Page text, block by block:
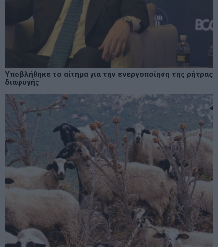
Υποβλήθηκε το αίτημα για την ενεργοποίηση της ρήτρας
διαφυγής